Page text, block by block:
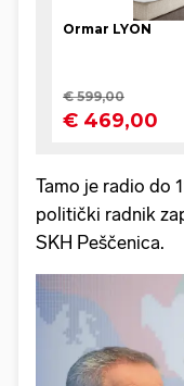
Tamo je radio do
politički radnik
SKH Peščenica.